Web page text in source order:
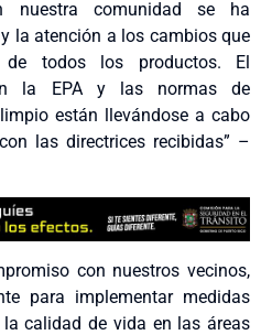
nuestra comunidad se ha
la atención a los cambios que
de todos los productos. El
la EPA y las normas de
están llevándose a cabo
las directrices recibidas” –
con nuestros vecinos,
para implementar medidas
calidad de vida en las áreas